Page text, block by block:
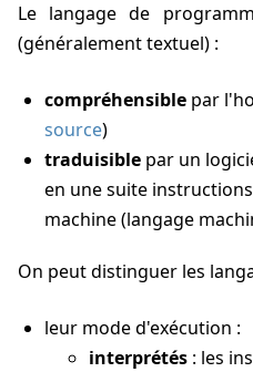
Le langage de programmation est un formalisme
(généralement textuel) :
compréhensible par
source)
traduisible par un
en une suite
machine (langage
On peut distinguer les
leur mode d'exécution :
interprétés : les